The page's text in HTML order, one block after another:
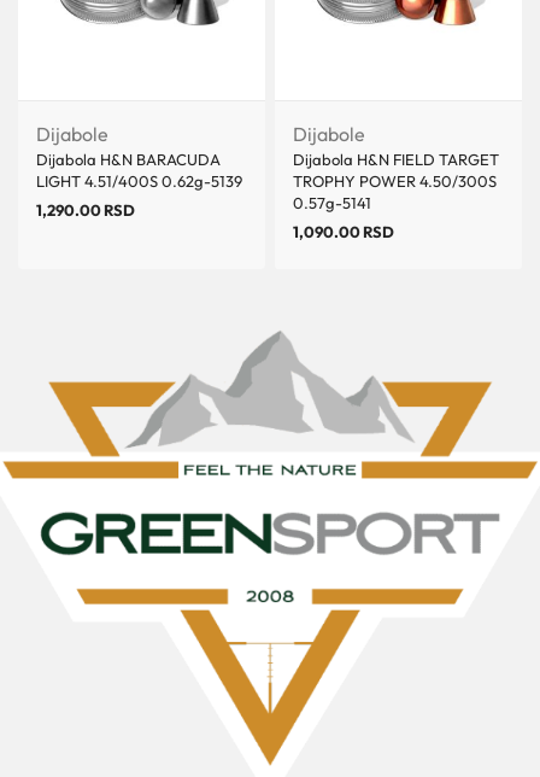
Dijabole
Dijabola H&N BARACUDA
LIGHT 4.51/400S 0.62g-5139
1,290.00RSD
Dijabole
Dijabola H&N FIELD TARGET
TROPHY POWER 4.50/300S
0.57g-5141
1,090.00RSD